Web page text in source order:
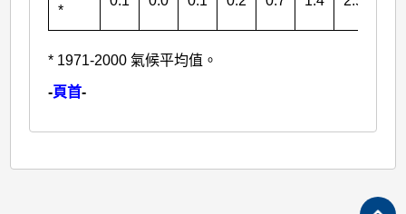
*
* 1971-2000 氣候平均值。
-頁首-